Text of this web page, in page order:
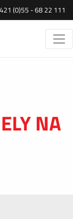
(0)55 - 68 22 111
NA